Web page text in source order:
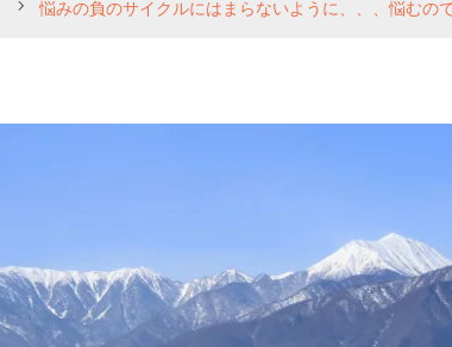
悩みの負のサイクルにはまらないように、、、悩むの